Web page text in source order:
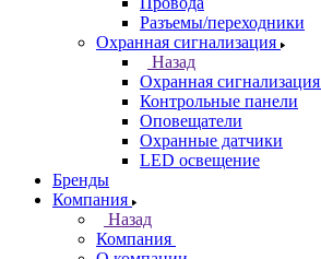
Разъемы/переходники
Охранная сигнализация
Назад
Охранная сигнализация
Контрольные панели
Оповещатели
Охранные датчики
LED освещение
Бренды
Компания
Назад
Компания